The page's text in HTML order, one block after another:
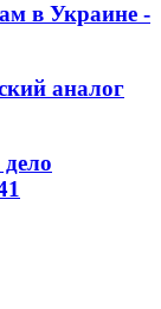
в Украине -
аналог